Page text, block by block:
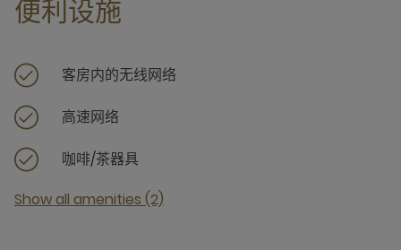
便利设施
客房内的无线网络
高速网络
咖啡/茶器具
Show all amenities (2)